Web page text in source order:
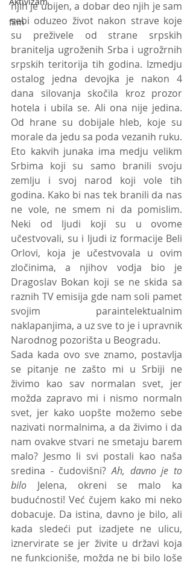
film
njih je ubijen, a dobar deo njih je sam
sebi oduzeo život nakon strave koje
su preživele od strane srpskih
branitelja ugroženih Srba i ugrožrnih
srpskih teritorija tih godina. Izmedju
ostalog jedna devojka je nakon 4
dana silovanja skočila kroz prozor
hotela i ubila se. Ali ona nije jedina.
Od hrane su dobijale hleb, koje su
morale da jedu sa poda vezanih ruku.
Eto kakvih junaka ima medju velikm
Srbima koji su samo branili svoju
zemlju i svoj narod koji vole tih
godina. Kako bi nas tek branili da nas
ne vole, ne smem ni da pomislim.
Neki od ljudi koji su u ovome
učestvovali, su i ljudi iz formacije Beli
Orlovi, koja je učestvovala u ovim
zločinima, a njihov vodja bio je
Dragoslav Bokan koji se ne skida sa
raznih TV emisija gde nam soli pamet
svojim paraintelektualnim
naklapanjima, a uz sve to je i upravnik
Narodnog pozorišta u Beogradu.
Sada kada ovo sve znamo, postavlja
se pitanje ne zašto mi u Srbiji ne
živimo kao sav normalan svet, jer
možda zapravo mi i nismo normaln
svet, jer kako uopšte možemo sebe
nazivati normalnima, a da živimo i da
nam ovakve stvari ne smetaju barem
malo? Jesmo li svi postali kao naša
sredina - čudovišni? Ah, davno je to
bilo Jelena, okreni se malo ka
budućnosti! Već čujem kako mi neko
dobacuje. Da istina, davno je bilo, ali
kada sledeći put izadjete ne ulicu,
iznervirate se jer živite u državi koja
ne funkcioniše, možda ne bi bilo loše